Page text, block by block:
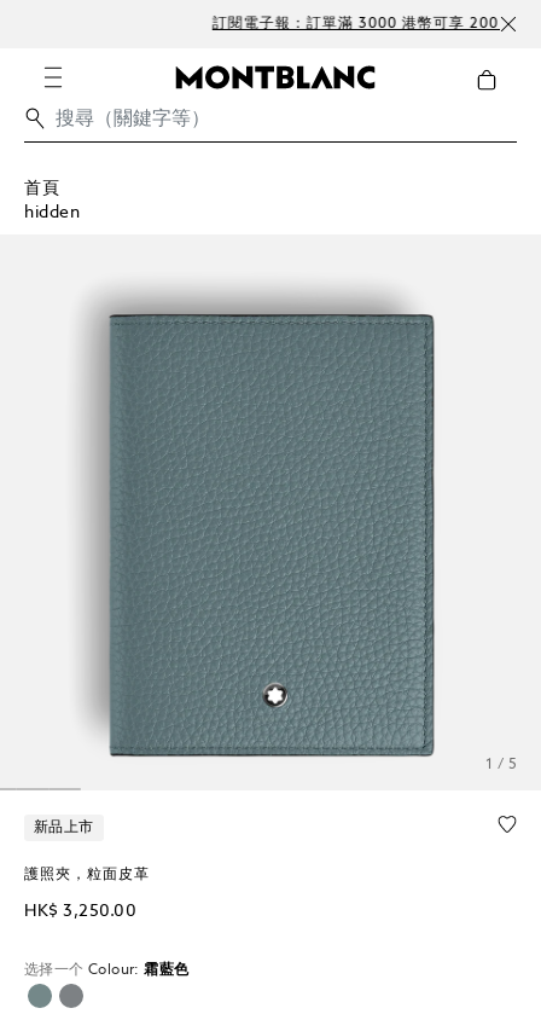
訂閱電子報：訂單滿 3000 港幣可享 200 HKD 折扣
首頁
hidden
1 / 5
新品上市
護照夾，粒面皮革
HK$ 3,250.00
选择一个 Colour: 霜藍色
已選擇